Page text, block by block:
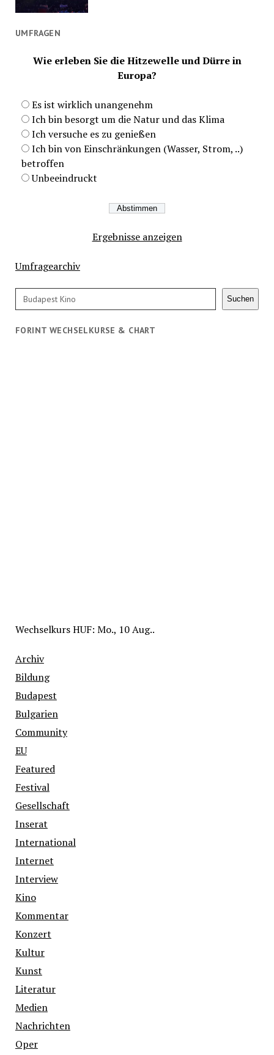
UMFRAGEN
Wie erleben Sie die Hitzewelle und Dürre in
Europa?
Es ist wirklich unangenehm
Ich bin besorgt um die Natur und das Klima
Ich versuche es zu genießen
Ich bin von Einschränkungen (Wasser, Strom, ..)
betroffen
Unbeeindruckt
Ergebnisse anzeigen
Umfragearchiv
Suchen Suchen
FORINT WECHSELKURSE & CHART
WechselkursHUF: Mo., 10 Aug..
Archiv
Bildung
Budapest
Bulgarien
Community
EU
Featured
Festival
Gesellschaft
Inserat
International
Internet
Interview
Kino
Kommentar
Konzert
Kultur
Kunst
Literatur
Medien
Nachrichten
Oper